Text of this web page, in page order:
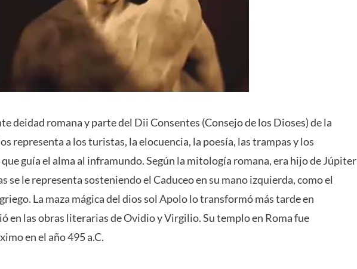
deidad romana y parte del Dii Consentes (Consejo de los Dioses) de la
representa a los turistas, la elocuencia, la poesía, las trampas y los
que guía el alma al inframundo. Según la mitología romana, era hijo de Júpiter
se le representa sosteniendo el Caduceo en su mano izquierda, como el
La maza mágica del dios sol Apolo lo transformó más tarde en
en las obras literarias de Ovidio y Virgilio. Su templo en Roma fue
en el año 495 a.C.